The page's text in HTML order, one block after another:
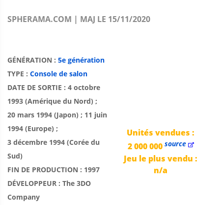
SPHERAMA.COM | MAJ LE 15/11/2020
GÉNÉRATION : 5e génération
TYPE : Console de salon
DATE DE SORTIE : 4 octobre
1993 (Amérique du Nord) ;
20 mars 1994 (Japon) ; 11 juin
1994 (Europe) ;
3 décembre 1994 (Corée du
Sud)
FIN DE PRODUCTION : 1997
DÉVELOPPEUR : The 3DO
Company
Unités vendues :
2 000 000source
Jeu le plus vendu :
n/a